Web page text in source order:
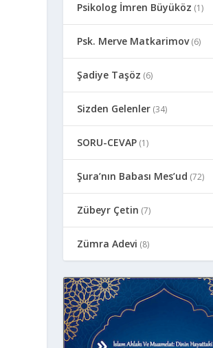
Psikolog İmren Büyüköz (1)
Psk. Merve Matkarimov(6)
Şadiye Taşöz (6)
Sizden Gelenler (34)
SORU-CEVAP (1)
Şura’nın Babası Mes’ud (72)
Zübeyr Çetin (7)
Zümra Adevi (8)